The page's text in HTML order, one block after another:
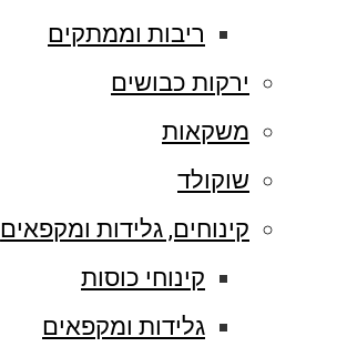
ריבות וממתקים
ירקות כבושים
משקאות
שוקולד
קינוחים, גלידות ומקפאים
קינוחי כוסות
גלידות ומקפאים